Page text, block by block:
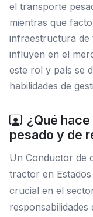
el transporte
mientras que
infraestructura de
influyen en el
este rol y país se
habilidades de
¿Qué
pesado y de
Un Conductor de
tractor en
crucial en el